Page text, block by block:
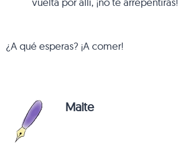
¿A qué esperas? ¡A comer!
Maite